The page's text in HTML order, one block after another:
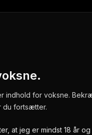
indhold for voksne.
du fortsætter.
at jeg er mindst 18 år